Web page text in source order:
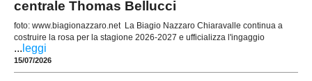
centrale Thomas Bellucci
foto: www.biagionazzaro.net La Biagio Nazzaro Chiaravalle continua a
costruire la rosa per la stagione 2026-2027 e ufficializza l'ingaggio
... leggi
15/07/2026